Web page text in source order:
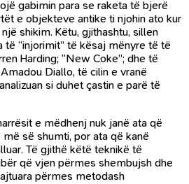
gabimin para se raketa të bjerë
e objekteve antike ti njohin ato kur
shikim. Këtu, gjithashtu, sillen
“injorimit” të kësaj mënyre të të
Harding; “New Coke”; dhe të
Diallo, të cilin e vranë
si duhet çastin e parë të
e mëdhenj nuk janë ata që
së shumti, por ata që kanë
Të gjithë këtë teknikë të
që vjen përmes shembujsh dhe
përmes metodash